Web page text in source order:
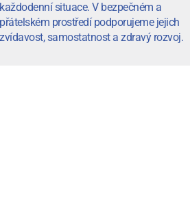
každodenní situace. V bezpečném a
přátelském prostředí podporujeme jejich
zvídavost, samostatnost a zdravý rozvoj.